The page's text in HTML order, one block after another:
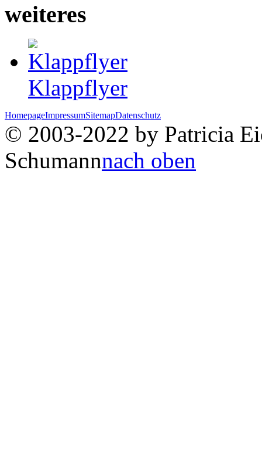
weiteres
Klappflyer
HomepageImpressumSitemapDatenschutz
© 2003-2022 by Patricia
Schumannnach oben